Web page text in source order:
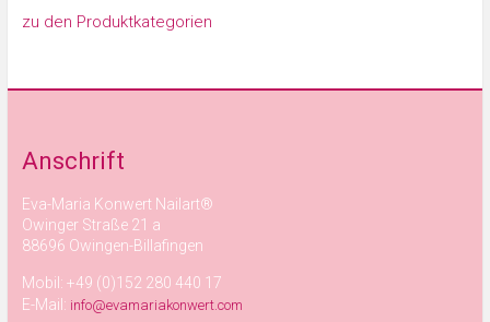
zu den Produktkategorien
Anschrift
Eva-Maria Konwert Nailart®
Owinger Straße 21 a
88696 Owingen-Billafingen
Mobil: +49 (0)152 280 440 17
E-Mail: info@evamariakonwert.com